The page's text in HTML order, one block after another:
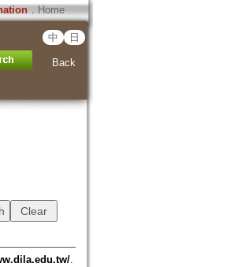
．Home
中 日
Back
.